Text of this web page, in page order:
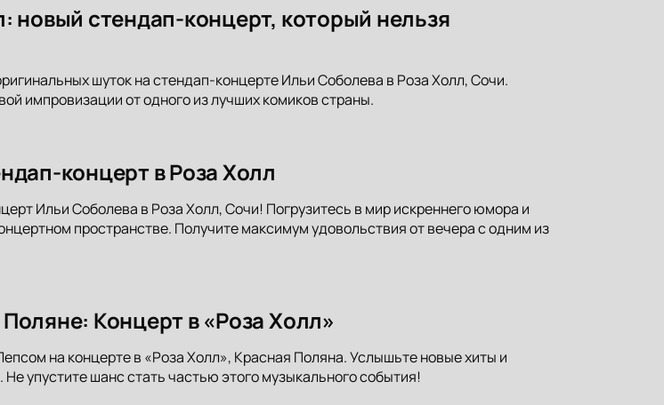
новый стендап-концерт, который нельзя
шуток на стендап-концерте Ильи Соболева в Роза Холл, Сочи.
импровизации от одного из лучших комиков страны.
концерт в Роза Холл
Ильи Соболева в Роза Холл, Сочи! Погрузитесь в мир искреннего юмора и
пространстве. Получите максимум удовольствия от вечера с одним из
Концерт в «Роза Холл»
на концерте в «Роза Холл», Красная Поляна. Услышьте новые хиты и
упустите шанс стать частью этого музыкального события!